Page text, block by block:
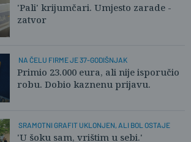
'Pali' krijumčari. Umjesto zarade -
zatvor
NA ČELU FIRME JE 37-GODIŠNJAK
Primio 23.000 eura, ali nije isporučio
robu. Dobio kaznenu prijavu.
SRAMOTNI GRAFIT UKLONJEN, ALI BOL OSTAJE
'U šoku sam, vrištim u sebi.'